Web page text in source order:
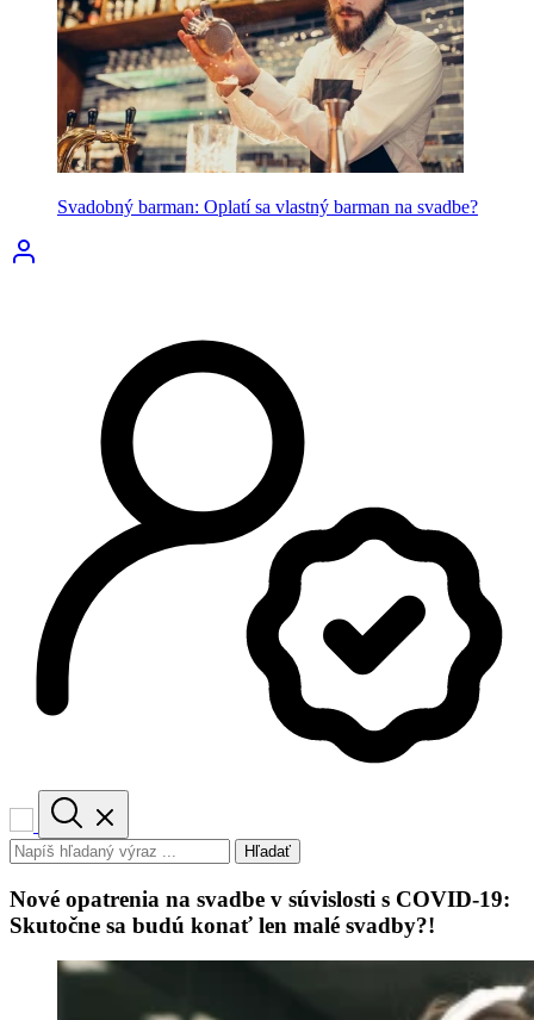
Svadobný barman: Oplatí sa vlastný barman na svadbe?
Hľadať
Nové opatrenia na svadbe v súvislosti s COVID-19:
Skutočne sa budú konať len malé svadby?!